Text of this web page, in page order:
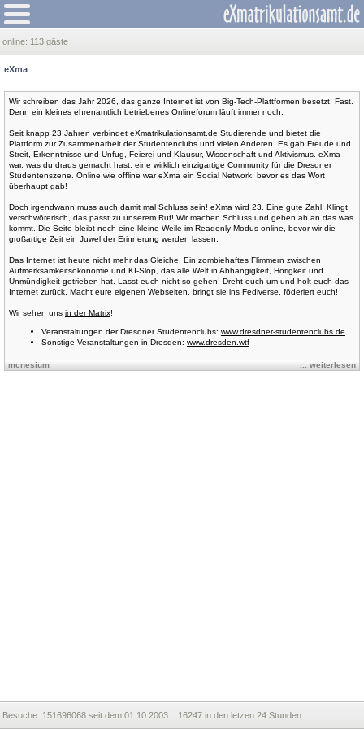
online: 113 gäste
eXma
Wir schreiben das Jahr 2026, das ganze Internet ist von Big-Tech-Plattformen besetzt. Fast.
Denn ein kleines ehrenamtlich betriebenes Onlineforum läuft immer noch.
Seit knapp 23 Jahren verbindet eXmatrikulationsamt.de Studierende und bietet die
Plattform zur Zusammenarbeit der Studentenclubs und vielen Anderen. Es gab Freude und
Streit, Erkenntnisse und Unfug, Feierei und Klausur, Wissenschaft und Aktivismus. eXma
war, was du draus gemacht hast: eine wirklich einzigartige Community für die Dresdner
Studentenszene. Online wie offline war eXma ein Social Network, bevor es das Wort
überhaupt gab!
Doch irgendwann muss auch damit mal Schluss sein! eXma wird 23. Eine gute Zahl. Klingt
verschwörerisch, das passt zu unserem Ruf! Wir machen Schluss und geben ab an das was
kommt. Die Seite bleibt noch eine kleine Weile im Readonly-Modus online, bevor wir die
großartige Zeit ein Juwel der Erinnerung werden lassen.
Das Internet ist heute nicht mehr das Gleiche. Ein zombiehaftes Flimmern zwischen
Aufmerksamkeitsökonomie und KI-Slop, das alle Welt in Abhängigkeit, Hörigkeit und
Unmündigkeit getrieben hat. Lasst euch nicht so gehen! Dreht euch um und holt euch das
Internet zurück. Macht eure eigenen Webseiten, bringt sie ins Fediverse, föderiert euch!
Wir sehen uns in der Matrix!
Veranstaltungen der Dresdner Studentenclubs: www.dresdner-studentenclubs.de
Sonstige Veranstaltungen in Dresden: www.dresden.wtf
mcnesium ... weiterlesen
Besuche: 151696068 seit dem 01.10.2003 :: 16247 in den letzen 24 Stunden